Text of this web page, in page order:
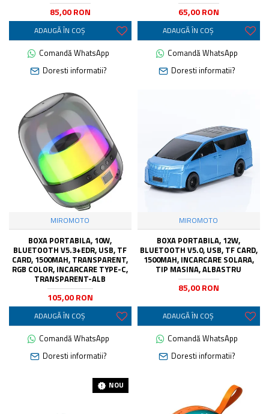
85,00 RON
ADAUGĂ ÎN COŞ
Comandă WhatsApp
Doresti informatii?
65,00 RON
ADAUGĂ ÎN COŞ
Comandă WhatsApp
Doresti informatii?
MIROMOTO
BOXA PORTABILA, 10W,
BLUETOOTH V5.3+EDR, USB, TF
CARD, 1500MAH, TRANSPARENT,
RGB COLOR, INCARCARE TYPE-C,
TRANSPARENT-ALB
105,00 RON
ADAUGĂ ÎN COŞ
Comandă WhatsApp
Doresti informatii?
MIROMOTO
BOXA PORTABILA, 12W,
BLUETOOTH V5.0, USB, TF CARD,
1500MAH, INCARCARE SOLARA,
TIP MASINA, ALBASTRU
85,00 RON
ADAUGĂ ÎN COŞ
Comandă WhatsApp
Doresti informatii?
NOU